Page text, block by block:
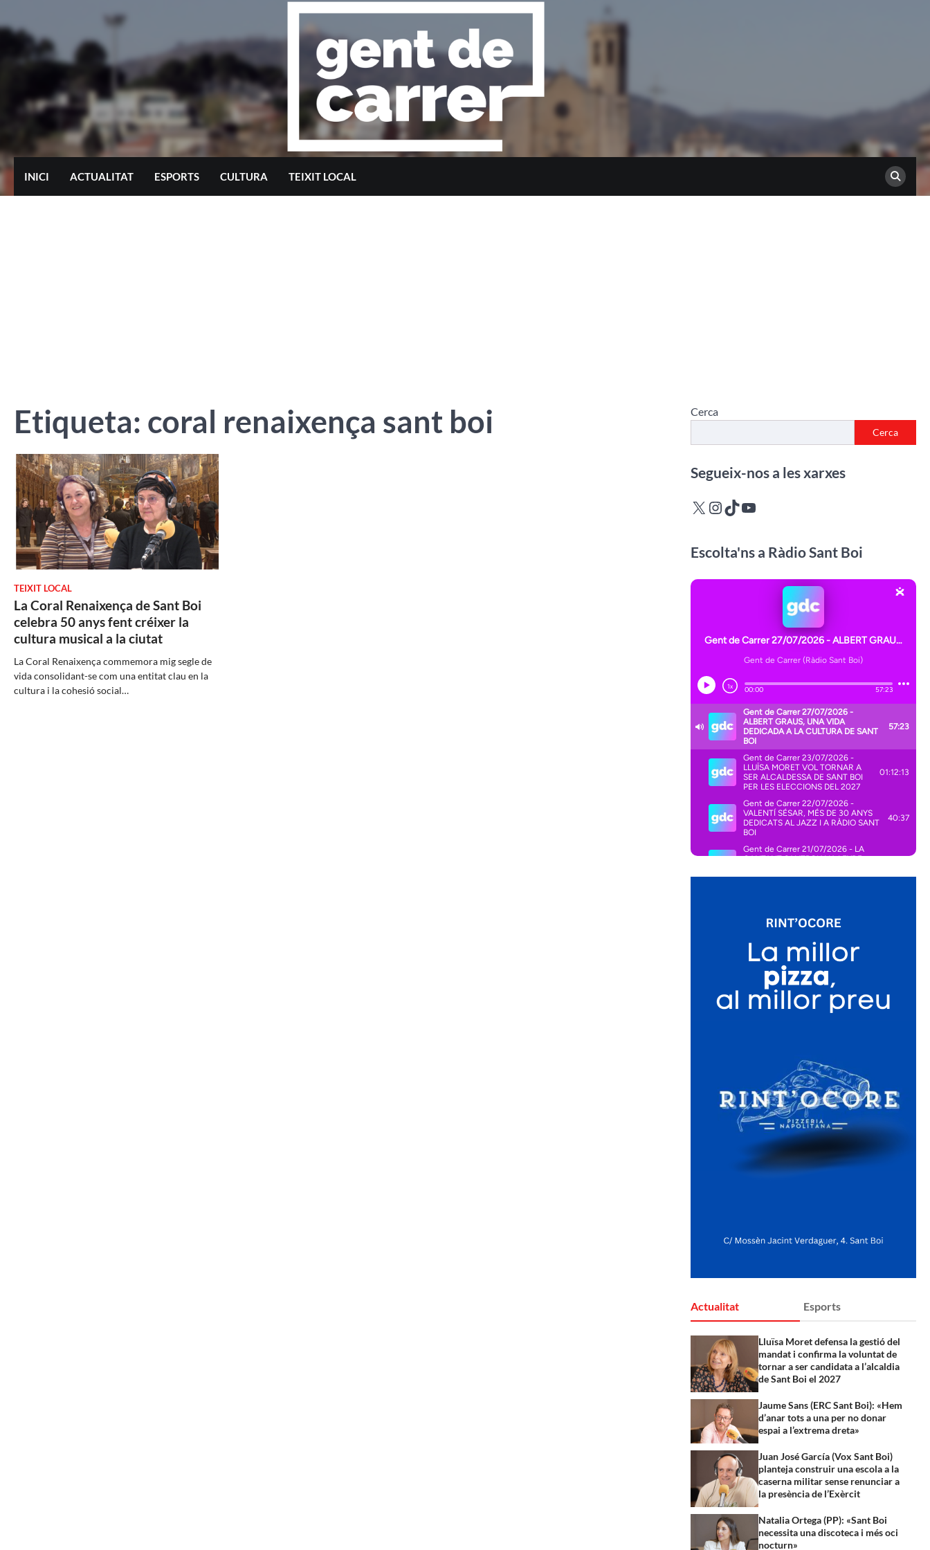
to
content
INICI ACTUALITAT ESPORTS CULTURA TEIXIT LOCAL
Etiqueta: coral renaixença sant boi
TEIXIT LOCAL
La Coral Renaixença de Sant Boi
celebra 50 anys fent créixer la
cultura musical a la ciutat
La Coral Renaixença commemora mig segle de
vida consolidant-se com una entitat clau en la
cultura i la cohesió social…
Cerca
Cerca
Segueix-nos a les xarxes
X Instagram
TikTokYouTube
Escolta'ns a Ràdio Sant Boi
Actualitat Esports
Lluïsa Moret defensa la gestió del
mandat i confirma la voluntat de
tornar a ser candidata a l’alcaldia
de Sant Boi el 2027
Jaume Sans (ERC Sant Boi): «Hem
d’anar tots a una per no donar
espai a l’extrema dreta»
Juan José García (Vox Sant Boi)
planteja construir una escola a la
caserna militar sense renunciar a
la presència de l’Exèrcit
Natalia Ortega (PP): «Sant Boi
necessita una discoteca i més oci
nocturn»